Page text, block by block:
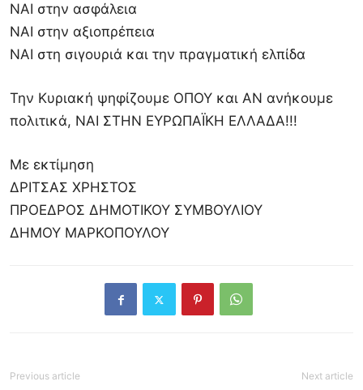
ΝΑΙ στην ασφάλεια
ΝΑΙ στην αξιοπρέπεια
ΝΑΙ στη σιγουριά και την πραγματική ελπίδα
Την Κυριακή ψηφίζουμε ΟΠΟΥ και ΑΝ ανήκουμε
πολιτικά, ΝΑΙ ΣΤΗΝ ΕΥΡΩΠΑΪΚΗ ΕΛΛΑΔΑ!!!
Με εκτίμηση
ΔΡΙΤΣΑΣ ΧΡΗΣΤΟΣ
ΠΡΟΕΔΡΟΣ ΔΗΜΟΤΙΚΟΥ ΣΥΜΒΟΥΛΙΟΥ
ΔΗΜΟΥ ΜΑΡΚΟΠΟΥΛΟΥ
Previous article Next article